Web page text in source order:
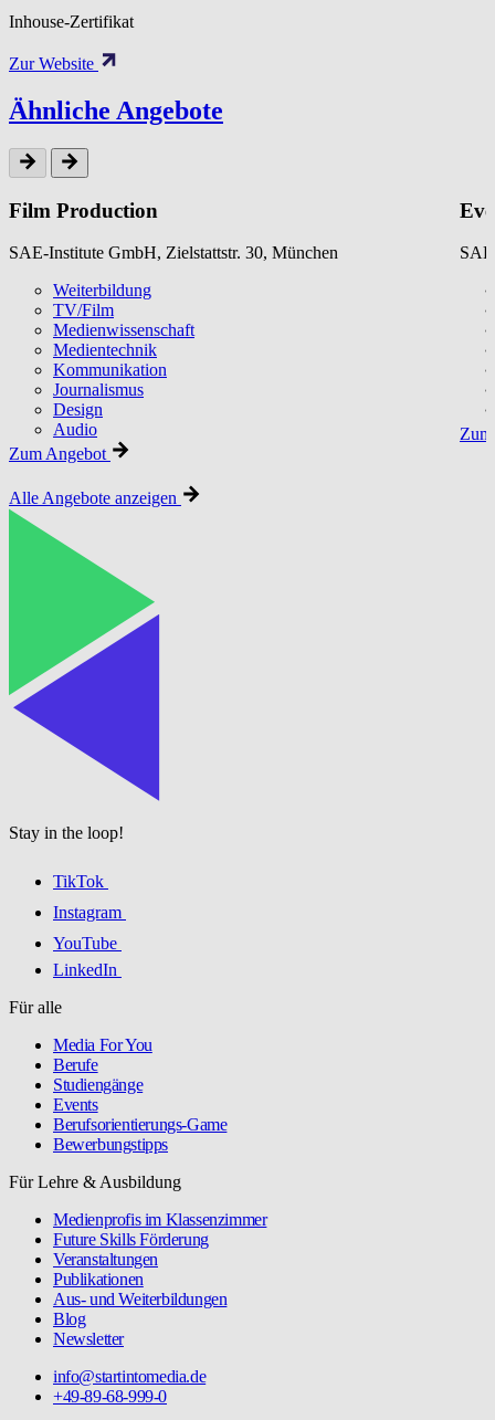
Inhouse-Zertifikat
Zur Website
Ähnliche Angebote
Film Production
SAE-Institute GmbH, Zielstattstr. 30, München
Weiterbildung
TV/Film
Medienwissenschaft
Medientechnik
Kommunikation
Journalismus
Design
Audio
Zum Angebot
Alle Angebote anzeigen
Stay in the loop!
TikTok
Instagram
YouTube
LinkedIn
Für alle
Media For You
Berufe
Studiengänge
Events
Berufsorientierungs-Game
Bewerbungstipps
Für Lehre & Ausbildung
Medienprofis im Klassenzimmer
Future Skills Förderung
Veranstaltungen
Publikationen
Aus- und Weiterbildungen
Blog
Newsletter
info@startintomedia.de
+49-89-68-999-0